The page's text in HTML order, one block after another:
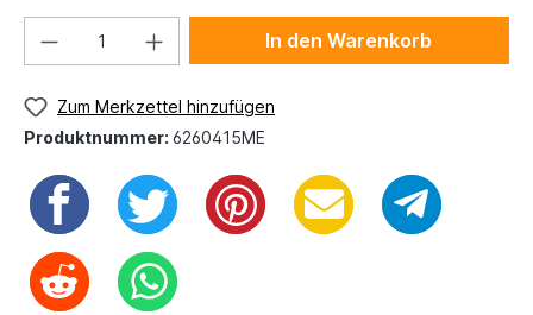
In den Warenkorb
Zum Merkzettel hinzufügen
Produktnummer: 6260415ME